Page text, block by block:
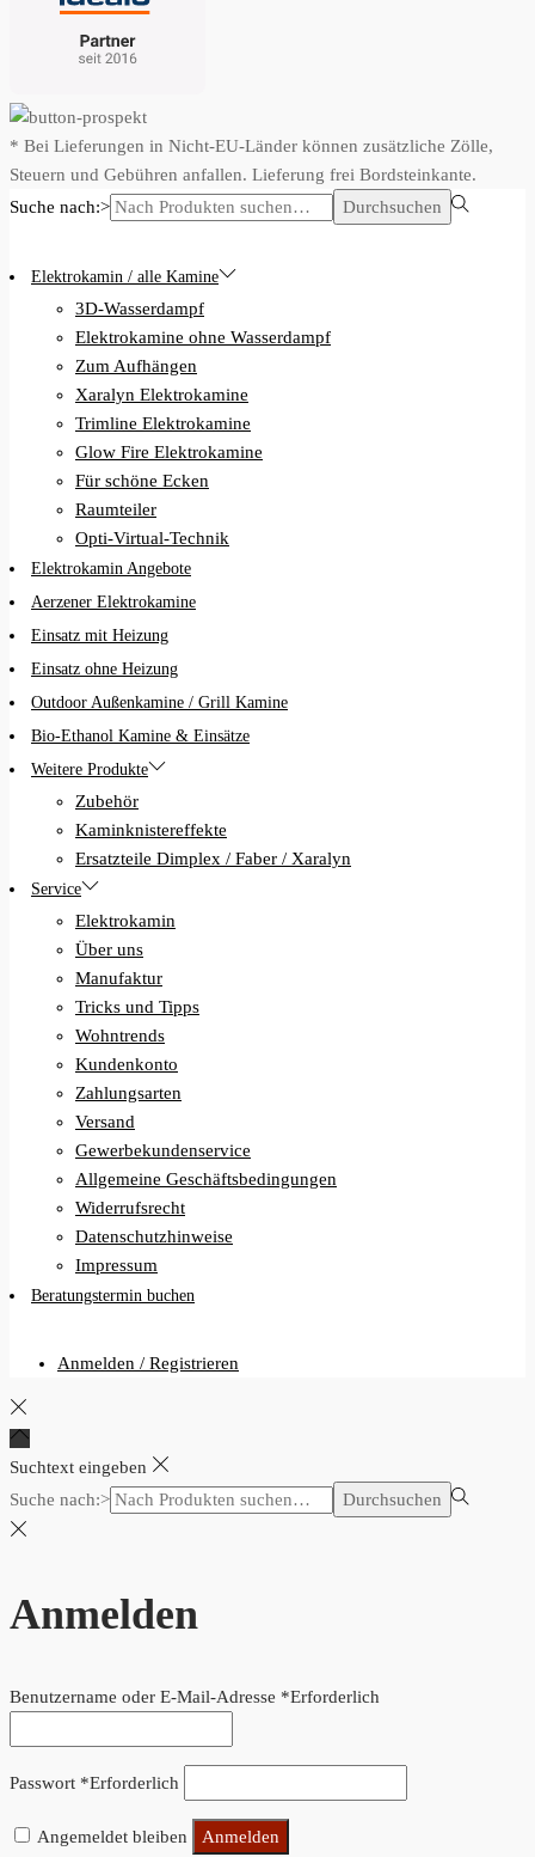
* Bei Lieferungen in Nicht-EU-Länder können zusätzliche Zölle,
Steuern und Gebühren anfallen. Lieferung frei Bordsteinkante.
Suche nach:>
Durchsuchen
Elektrokamin / alle Kamine
3D-Wasserdampf
Elektrokamine ohne Wasserdampf
Zum Aufhängen
Xaralyn Elektrokamine
Trimline Elektrokamine
Glow Fire Elektrokamine
Für schöne Ecken
Raumteiler
Opti-Virtual-Technik
Elektrokamin Angebote
Aerzener Elektrokamine
Einsatz mit Heizung
Einsatz ohne Heizung
Outdoor Außenkamine / Grill Kamine
Bio-Ethanol Kamine & Einsätze
Weitere Produkte
Zubehör
Kaminknistereffekte
Ersatzteile Dimplex / Faber / Xaralyn
Service
Elektrokamin
Über uns
Manufaktur
Tricks und Tipps
Wohntrends
Kundenkonto
Zahlungsarten
Versand
Gewerbekundenservice
Allgemeine Geschäftsbedingungen
Widerrufsrecht
Datenschutzhinweise
Impressum
Beratungstermin buchen
Anmelden / Registrieren
Suchtext eingeben
Suche nach:>
Durchsuchen
Anmelden
Benutzername oder E-Mail-Adresse *Erforderlich
Passwort *Erforderlich
Angemeldet bleiben Anmelden